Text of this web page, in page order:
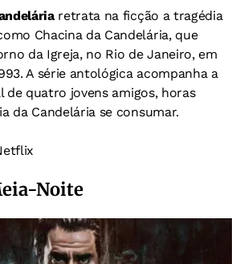
retrata na ficção a tragédia
Chacina da Candelária, que
da Igreja, no Rio de Janeiro, em
A série antológica acompanha a
de quatro jovens amigos, horas
da Candelária se consumar.
Noite